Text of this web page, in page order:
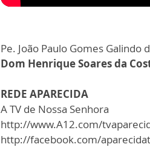
Pe. João Paulo Gomes Galindo
Dom Henrique Soares da
REDE APARECIDA
A TV de Nossa Senhora
http://www.A12.com/
http://facebook.com/